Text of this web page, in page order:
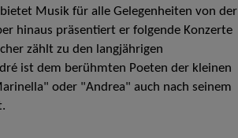
Musik für alle Gelegenheiten von der
hinaus präsentiert er folgende Konzerte
zählt zu den langjährigen
ist dem berühmten Poeten der kleinen
oder "Andrea" auch nach seinem